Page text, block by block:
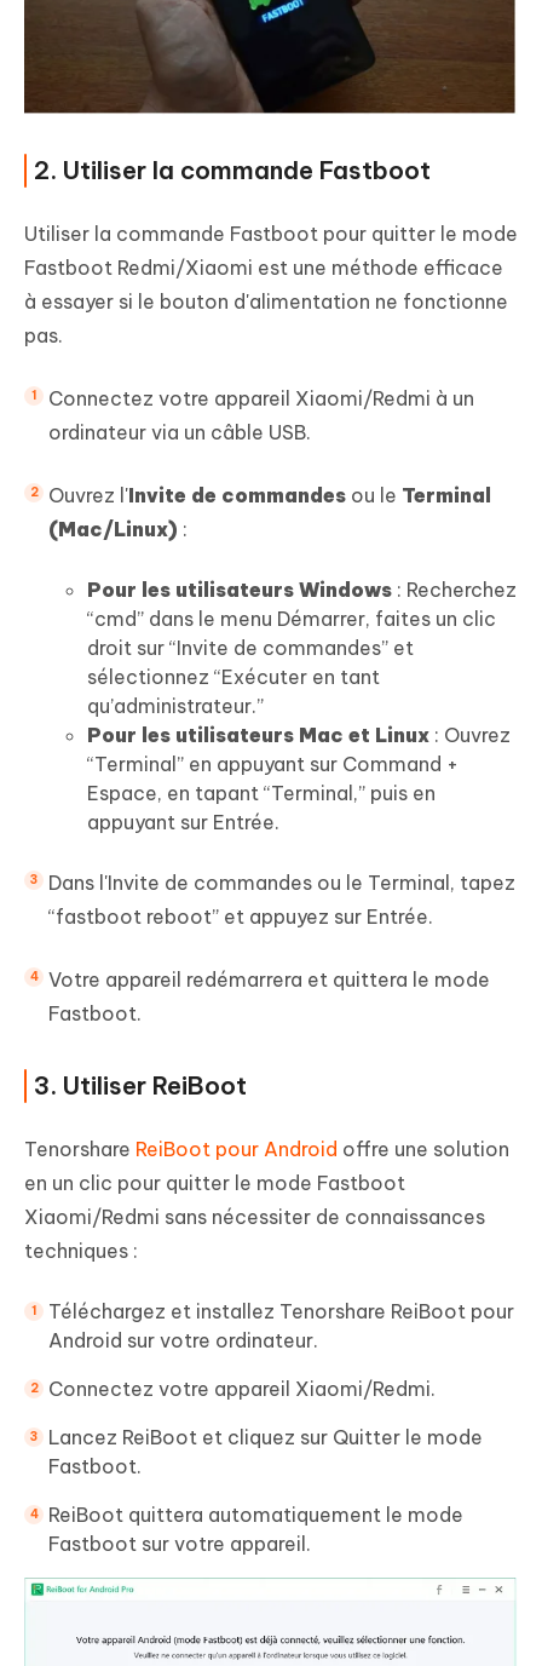
2. Utiliser la commande Fastboot
Utiliser la commande Fastboot pour quitter le mode
Fastboot Redmi/Xiaomi est une méthode efficace
à essayer si le bouton d'alimentation ne fonctionne
pas.
Connectez votre appareil Xiaomi/Redmi à un
ordinateur via un câble USB.
Ouvrez l'Invite de commandes ou le Terminal
(Mac/Linux) :
Pour les utilisateurs Windows : Recherchez
“cmd” dans le menu Démarrer, faites un clic
droit sur “Invite de commandes” et
sélectionnez “Exécuter en tant
qu’administrateur.”
Pour les utilisateurs Mac et Linux : Ouvrez
“Terminal” en appuyant sur Command +
Espace, en tapant “Terminal,” puis en
appuyant sur Entrée.
Dans l'Invite de commandes ou le Terminal, tapez
“fastboot reboot” et appuyez sur Entrée.
Votre appareil redémarrera et quittera le mode
Fastboot.
3. Utiliser ReiBoot
Tenorshare ReiBoot pour Android offre une solution
en un clic pour quitter le mode Fastboot
Xiaomi/Redmi sans nécessiter de connaissances
techniques :
Téléchargez et installez Tenorshare ReiBoot pour
Android sur votre ordinateur.
Connectez votre appareil Xiaomi/Redmi.
Lancez ReiBoot et cliquez sur Quitter le mode
Fastboot.
ReiBoot quittera automatiquement le mode
Fastboot sur votre appareil.